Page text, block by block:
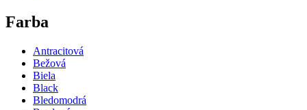
Farba
Antracitová
Bežová
Biela
Black
Bledomodrá